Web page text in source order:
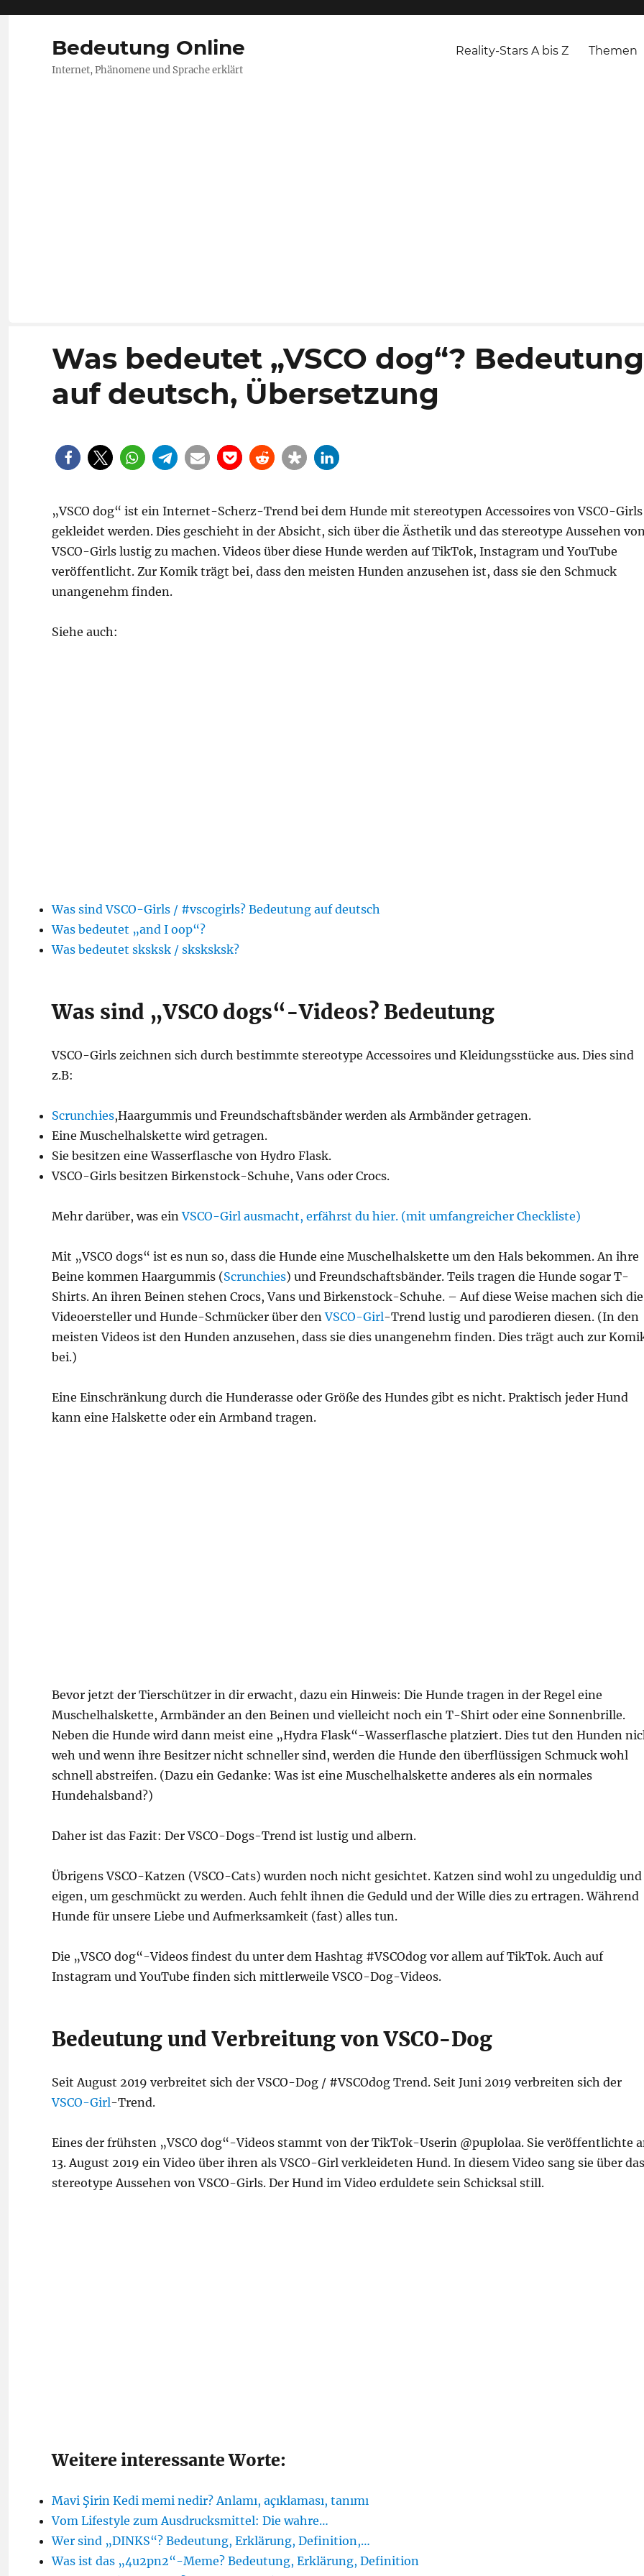
Bedeutung Online
Internet, Phänomene und Sprache erklärt
Reality-Stars A bis Z Themen
Was bedeutet „VSCO dog“? Bedeutung
auf deutsch, Übersetzung
„VSCO dog“ ist ein Internet-Scherz-Trend bei dem Hunde mit stereotypen Accessoires von VSCO-Girls
gekleidet werden. Dies geschieht in der Absicht, sich über die Ästhetik und das stereotype Aussehen
VSCO-Girls lustig zu machen. Videos über diese Hunde werden auf TikTok, Instagram und YouTube
veröffentlicht. Zur Komik trägt bei, dass den meisten Hunden anzusehen ist, dass sie den Schmuck
unangenehm finden.
Siehe auch:
Was sind VSCO-Girls / #vscogirls? Bedeutung auf deutsch
Was bedeutet „and I oop“?
Was bedeutet sksksk / sksksksk?
Was sind „VSCO dogs“-Videos? Bedeutung
VSCO-Girls zeichnen sich durch bestimmte stereotype Accessoires und Kleidungsstücke aus. Dies sind
z.B:
Scrunchies,Haargummis und Freundschaftsbänder werden als Armbänder getragen.
Eine Muschelhalskette wird getragen.
Sie besitzen eine Wasserflasche von Hydro Flask.
VSCO-Girls besitzen Birkenstock-Schuhe, Vans oder Crocs.
Mehr darüber, was einVSCO-Girl ausmacht, erfährst du hier. (mit umfangreicher Checkliste)
Mit „VSCO dogs“ ist es nun so, dass die Hunde eine Muschelhalskette um den Hals bekommen. An ihre
Beine kommen Haargummis (Scrunchies) und Freundschaftsbänder. Teils tragen die Hunde sogar T-
Shirts. An ihren Beinen stehen Crocs, Vans und Birkenstock-Schuhe. – Auf diese Weise machen sich die
Videoersteller und Hunde-Schmücker über denVSCO-Girl-Trend lustig und parodieren diesen. (In den
meisten Videos ist den Hunden anzusehen, dass sie dies unangenehm finden. Dies trägt auch zur
bei.)
Eine Einschränkung durch die Hunderasse oder Größe des Hundes gibt es nicht. Praktisch jeder Hund
kann eine Halskette oder ein Armband tragen.
Bevor jetzt der Tierschützer in dir erwacht, dazu ein Hinweis: Die Hunde tragen in der Regel eine
Muschelhalskette, Armbänder an den Beinen und vielleicht noch ein T-Shirt oder eine Sonnenbrille.
Neben die Hunde wird dann meist eine „Hydra Flask“-Wasserflasche platziert. Dies tut den Hunden
weh und wenn ihre Besitzer nicht schneller sind, werden die Hunde den überflüssigen Schmuck wohl
schnell abstreifen. (Dazu ein Gedanke: Was ist eine Muschelhalskette anderes als ein normales
Hundehalsband?)
Daher ist das Fazit: Der VSCO-Dogs-Trend ist lustig und albern.
Übrigens VSCO-Katzen (VSCO-Cats) wurden noch nicht gesichtet. Katzen sind wohl zu ungeduldig und
eigen, um geschmückt zu werden. Auch fehlt ihnen die Geduld und der Wille dies zu ertragen. Während
Hunde für unsere Liebe und Aufmerksamkeit (fast) alles tun.
Die „VSCO dog“-Videos findest du unter dem Hashtag #VSCOdog vor allem auf TikTok. Auch auf
Instagram und YouTube finden sich mittlerweile VSCO-Dog-Videos.
Bedeutung und Verbreitung von VSCO-Dog
Seit August 2019 verbreitet sich der VSCO-Dog / #VSCOdog Trend. Seit Juni 2019 verbreiten sich der
VSCO-Girl-Trend.
Eines der frühsten „VSCO dog“-Videos stammt von der TikTok-Userin @puplolaa. Sie veröffentlichte
13. August 2019 ein Video über ihren als VSCO-Girl verkleideten Hund. In diesem Video sang sie über das
stereotype Aussehen von VSCO-Girls. Der Hund im Video erduldete sein Schicksal still.
Weitere interessante Worte:
Mavi Şirin Kedi memi nedir? Anlamı, açıklaması, tanımı
Vom Lifestyle zum Ausdrucksmittel: Die wahre…
Wer sind „DINKS“? Bedeutung, Erklärung, Definition,…
Was ist das „4u2pn2“-Meme? Bedeutung, Erklärung, Definition